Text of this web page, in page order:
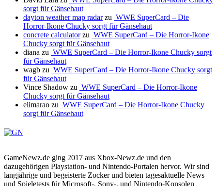
sorgt für Gänsehaut
dayton weather map radarzu WWE SuperCard – Die
Horror-Ikone Chucky sorgt für Gänsehaut
concrete calculatorzu WWE SuperCard – Die Horror-Ikone
Chucky sorgt für Gänsehaut
diana zu WWE SuperCard – Die Horror-Ikone Chucky sorgt
für Gänsehaut
wagb zu WWE SuperCard – Die Horror-Ikone Chucky sorgt
für Gänsehaut
Vince Shadow zu WWE SuperCard – Die Horror-Ikone
Chucky sorgt für Gänsehaut
elimarao zu WWE SuperCard – Die Horror-Ikone Chucky
sorgt für Gänsehaut
GameNewz.de ging 2017 aus Xbox-Newz.de und den
dazugehörigen Playstation- und Nintendo-Portalen hervor. Wir sind
langjährige und begeisterte Zocker und bieten tagesaktuelle News
und Spieletests für Microsoft-, Sony-, und Nintendo-Konsolen